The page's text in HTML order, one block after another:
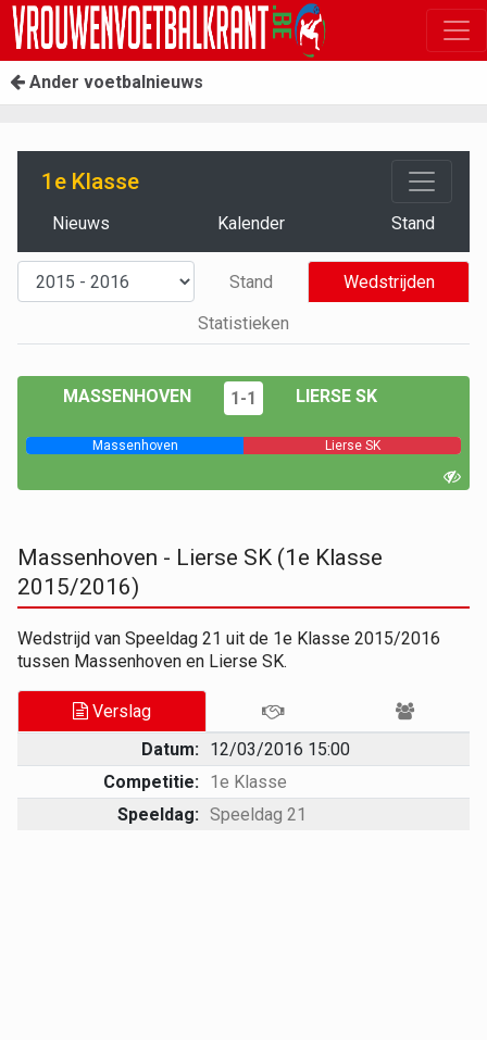
Ander voetbalnieuws
1e Klasse
Nieuws Kalender Stand
Stand
Wedstrijden
Statistieken
MASSENHOVEN 1-1 LIERSE SK
Massenhoven Lierse SK
Massenhoven - Lierse SK (1e Klasse
2015/2016)
Wedstrijd van Speeldag 21 uit de 1e Klasse 2015/2016
tussen Massenhoven en Lierse SK.
Verslag
Datum: 12/03/2016 15:00
Competitie: 1e Klasse
Speeldag: Speeldag 21